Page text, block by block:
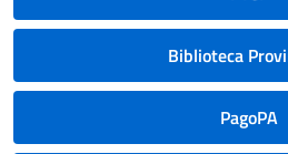
Biblioteca
PagoPA